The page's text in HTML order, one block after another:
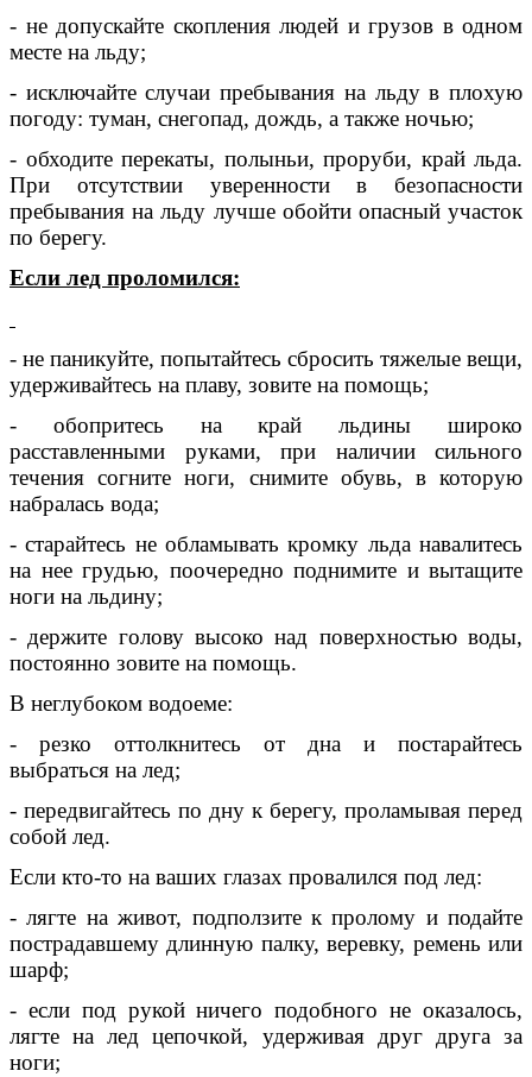
- не допускайте скопления людей и грузов в одном
месте на льду;
- исключайте случаи пребывания на льду в плохую
погоду: туман, снегопад, дождь, а также ночью;
- обходите перекаты, полыньи, проруби, край льда.
При отсутствии уверенности в безопасности
пребывания на льду лучше обойти опасный участок
по берегу.
Если лед проломился:
- не паникуйте, попытайтесь сбросить тяжелые вещи,
удерживайтесь на плаву, зовите на помощь;
- обопритесь на край льдины широко
расставленными руками, при наличии сильного
течения согните ноги, снимите обувь, в которую
набралась вода;
- старайтесь не обламывать кромку льда навалитесь
на нее грудью, поочередно поднимите и вытащите
ноги на льдину;
- держите голову высоко над поверхностью воды,
постоянно зовите на помощь.
В неглубоком водоеме:
- резко оттолкнитесь от дна и постарайтесь
выбраться на лед;
- передвигайтесь по дну к берегу, проламывая перед
собой лед.
Если кто-то на ваших глазах провалился под лед:
- лягте на живот, подползите к пролому и подайте
пострадавшему длинную палку, веревку, ремень или
шарф;
- если под рукой ничего подобного не оказалось,
лягте на лед цепочкой, удерживая друг друга за
ноги;